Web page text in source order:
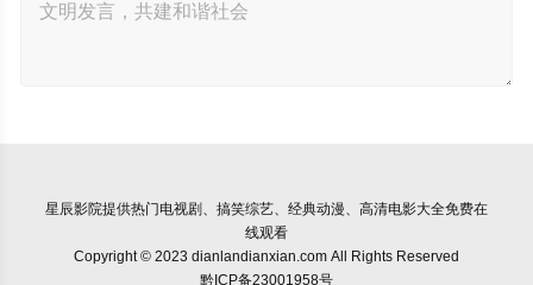
星辰影院提供热门电视剧、搞笑综艺、经典动漫、高清电影大全免费在
线观看
Copyright © 2023 dianlandianxian.com All Rights Reserved
黔ICP备23001958号